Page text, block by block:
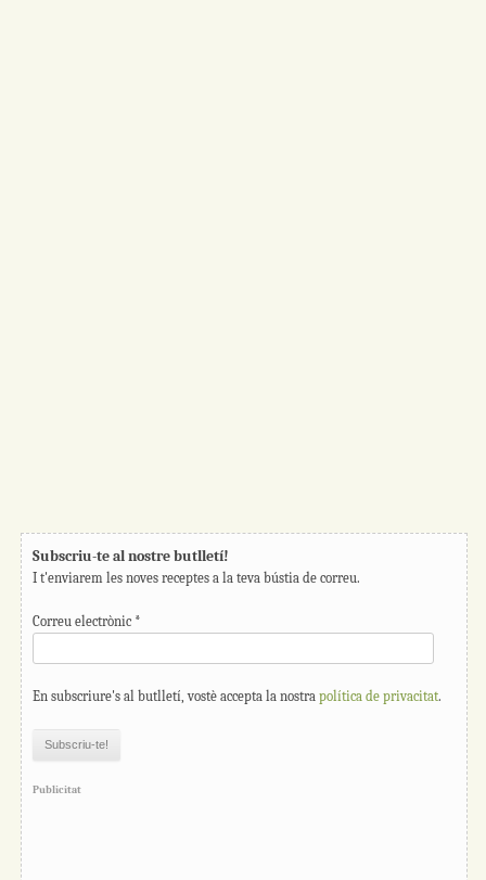
Subscriu-te al nostre butlletí!
I t'enviarem les noves receptes a la teva bústia de correu.
Correu electrònic *
En subscriure's al butlletí, vostè accepta la nostra política de privacitat.
Publicitat